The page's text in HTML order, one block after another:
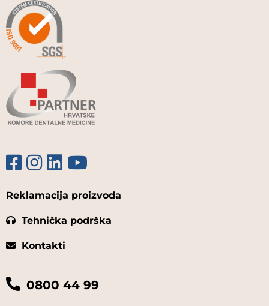
VETTER
VITA
VOCO
YETI
ZLATNI LICITAR JDOO
Reklamacija proizvoda
Tehnička podrška
Kontakti
0800 44 99